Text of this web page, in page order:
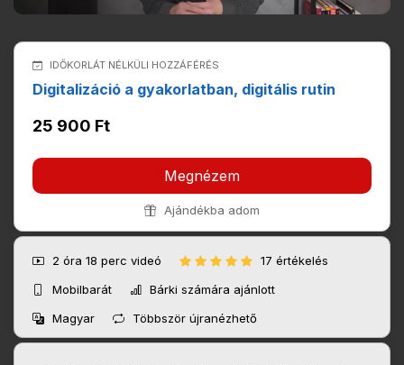
IDŐKORLÁT NÉLKÜLI HOZZÁFÉRÉS
Digitalizáció a gyakorlatban, digitális rutin
25 900 Ft
Megnézem
Ajándékba adom
2 óra 18 perc videó
17 értékelés
Mobilbarát
Bárki számára ajánlott
Magyar
Többször újranézhető